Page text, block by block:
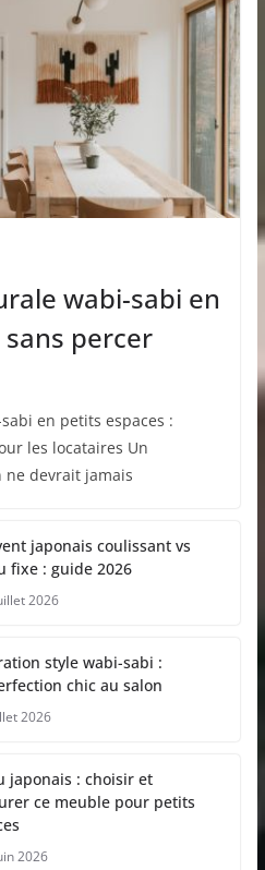
wabi-sabi en
percer
en petits espaces :
les locataires Un
devrait jamais
japonais coulissant vs
fixe : guide 2026
2026
style wabi-sabi :
chic au salon
2026
japonais : choisir et
ce meuble pour petits
2026